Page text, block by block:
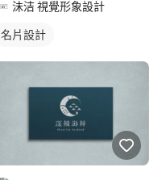
沬洁 視覺形象設計
名片設計